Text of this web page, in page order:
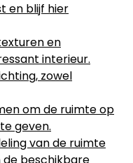
en blijf hier
en
interieur.
zowel
om de ruimte op
geven.
van de ruimte